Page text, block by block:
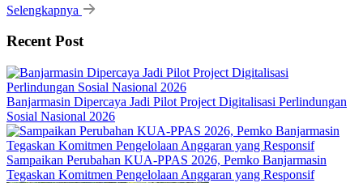
Selengkapnya
Recent Post
Banjarmasin Dipercaya Jadi Pilot Project Digitalisasi Perlindungan
Sosial Nasional 2026
Sampaikan Perubahan KUA-PPAS 2026, Pemko Banjarmasin
Tegaskan Komitmen Pengelolaan Anggaran yang Responsif